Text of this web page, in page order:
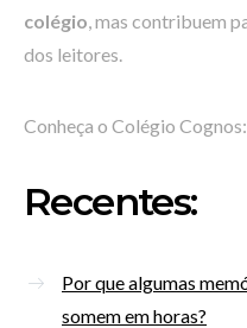
colégio , mas contribuem
dos leitores.
Conheça o Colégio Cognos:
Recentes:
Por que algumas
somem em horas?